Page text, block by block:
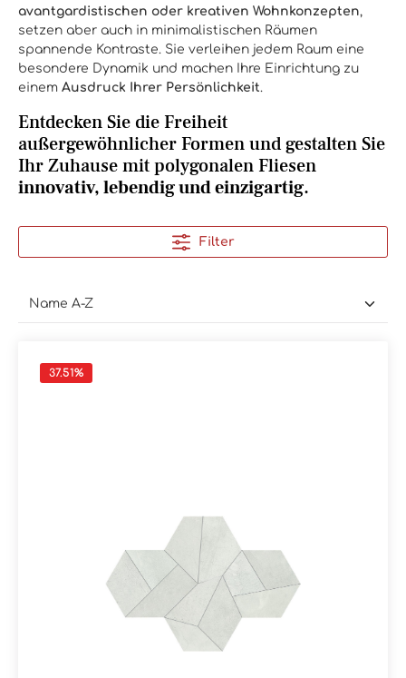
avantgardistischen oder kreativen Wohnkonzepten,
setzen aber auch in minimalistischen Räumen
spannende Kontraste. Sie verleihen jedem Raum eine
besondere Dynamik und machen Ihre Einrichtung zu
einem Ausdruck Ihrer Persönlichkeit.
Entdecken Sie die Freiheit
außergewöhnlicher Formen und gestalten Sie
Ihr Zuhause mit polygonalen Fliesen
innovativ, lebendig und einzigartig.
Filter
37.51%